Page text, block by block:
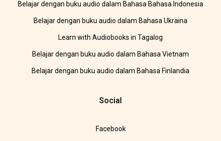
Belajar dengan buku audio dalam Bahasa Bahasa Indonesia
Belajar dengan buku audio dalam Bahasa Ukraina
Learn with Audiobooks in Tagalog
Belajar dengan buku audio dalam Bahasa Vietnam
Belajar dengan buku audio dalam Bahasa Finlandia
Social
Facebook